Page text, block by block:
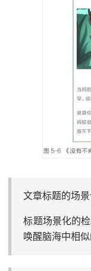
文章标题的场
标题场景化的
唤醒脑海中相似